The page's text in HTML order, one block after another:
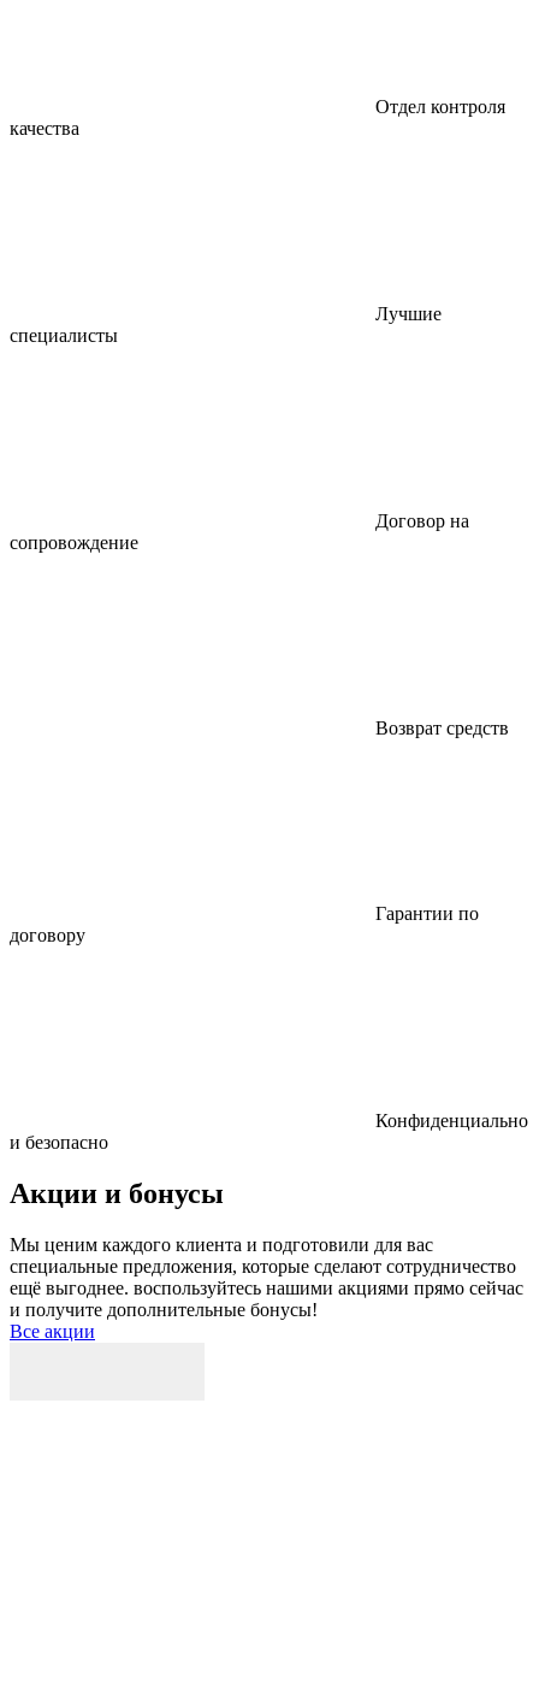
Отдел контроля
качества
Лучшие
специалисты
Договор на
сопровождение
Возврат средств
Гарантии по
договору
Конфиденциально
и безопасно
Акции и бонусы
Мы ценим каждого клиента и подготовили для вас
специальные предложения, которые сделают сотрудничество
ещё выгоднее. воспользуйтесь нашими акциями прямо сейчас
и получите дополнительные бонусы!
Все акции